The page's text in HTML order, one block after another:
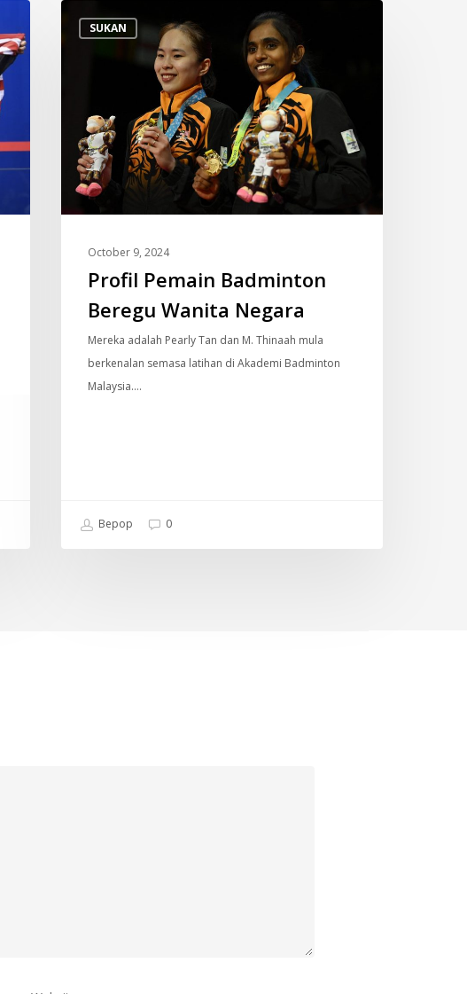
SUKAN
Pemain
Negara
October 9, 2024
Profil Pemain Badminton
Beregu Wanita Negara
Mereka adalah Pearly Tan dan M. Thinaah mula
berkenalan semasa latihan di Akademi Badminton
Malaysia.…
Bepop 0